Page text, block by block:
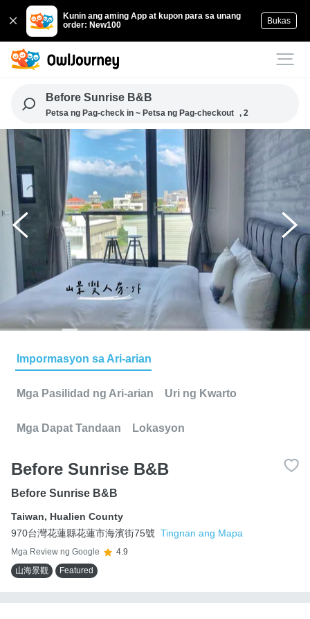
Kunin ang aming App at kupon para sa unang
order: New100
Bukas
Before Sunrise B&B
Petsa ng Pag-check in ~ Petsa ng Pag-checkout , 2
Impormasyon sa Ari-arian
Mga Pasilidad ng Ari-arian Uri ng Kwarto
Mga Dapat Tandaan Lokasyon
Before Sunrise B&B
Before Sunrise B&B
Taiwan, Hualien County
970台灣花蓮縣花蓮市海濱街75號 Tingnan ang Mapa
Mga Review ng Google
4.9
山海景觀
Featured